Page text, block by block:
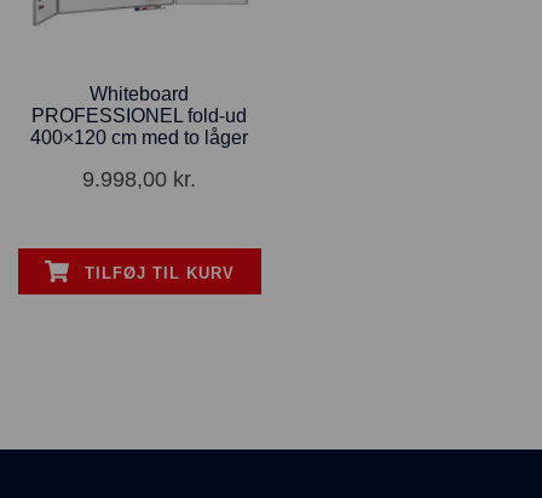
Whiteboard
PROFESSIONEL fold-ud
400×120 cm med to låger
9.998,00 kr.
TILFØJ TIL KURV